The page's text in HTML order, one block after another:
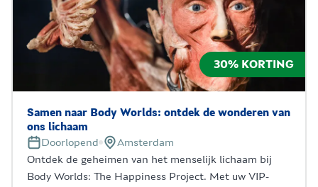
30% KORTING
Samen naar Body Worlds: ontdek de wonderen van
ons lichaam
Doorlopend
Amsterdam
Ontdek de geheimen van het menselijk lichaam bij
Body Worlds: The Happiness Project. Met uw VIP-